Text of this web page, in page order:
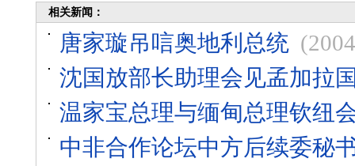
相关新闻：
唐家璇吊唁奥地利总统
沈国放部长助理会见孟加拉
温家宝总理与缅甸总理钦纽
中非合作论坛中方后续委秘